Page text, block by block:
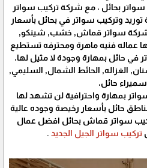
بحائل ، مع شركة تركيب سواتر
توريد وتركيب سواتر في بحائل بأسعار
شركة سواتر قماش, خشب, شينكو,
عماله فنيه ماهرة ومحترفه تستطيع
في حائل بمهارة وجودة لا مثيل لها،
الغزاله, الحائط الشمال, السليمي,
حائل،
بمهارة واحترافية لن تشهد لها
حائل بأسعار رخيصة وجوده عالية
سواتر قماش بحائل افضل عمال
تركيب سواتر الجيل الجديد .